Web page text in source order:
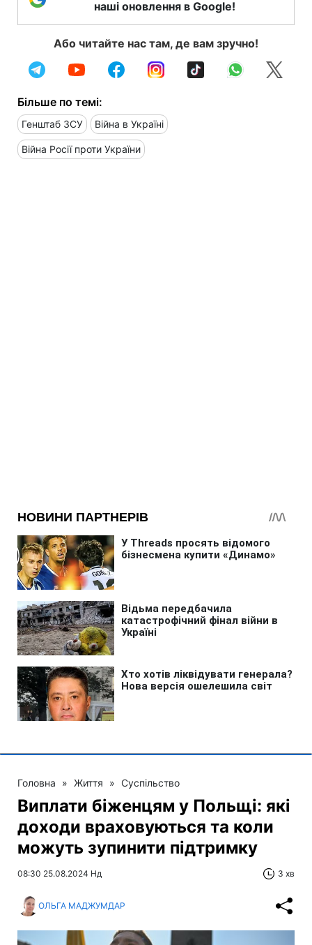
наші оновлення в Google!
Або читайте нас там, де вам зручно!
Більше по темі:
Генштаб ЗСУ Війна в Україні
Війна Росії проти України
Головна » Життя » Суспільство
Виплати біженцям у Польщі: які
доходи враховуються та коли
можуть зупинити підтримку
08:30 25.08.2024 Нд 3 хв
ОЛЬГА МАДЖУМДАР